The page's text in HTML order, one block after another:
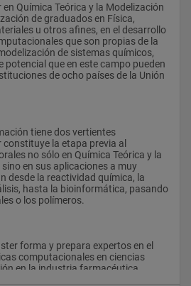
Química Teórica y la Modelización
de graduados en Física,
u otros afines, en el desarrollo
que son propias de la
de sistemas químicos,
potencial que en este campo pueden
de ocho países de la Unión
tiene dos vertientes
la etapa previa al
no sólo en Química Teórica y la
en sus aplicaciones a muy
desde la reactividad química, la
hasta la bioinformática, pasando
o los polímeros.
forma y prepara expertos en el
computacionales en ciencias
en la industria farmacéutica,
materiales.